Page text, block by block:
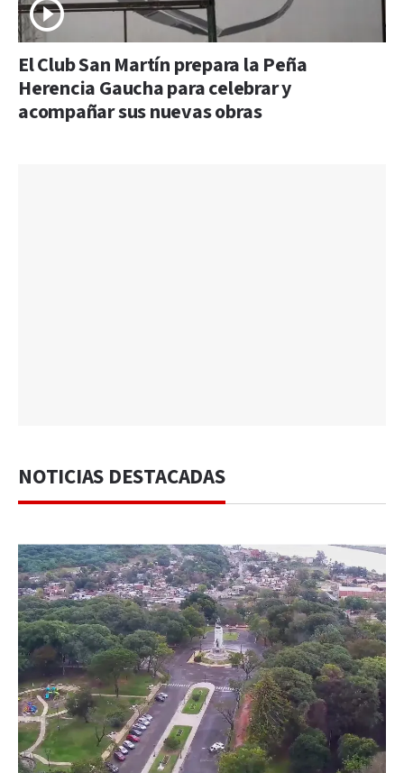
El Club San Martín prepara la Peña
Herencia Gaucha para celebrar y
acompañar sus nuevas obras
NOTICIAS DESTACADAS